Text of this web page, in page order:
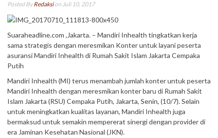
Posted ByRedaksion Juli 10, 2017
Suaraheadline.com ,Jakarta. – Mandiri Inhealth tingkatkan kerja
sama strategis dengan meresmikan Konter untuk layani peserta
asuransi Mandiri Inhealth di Rumah Sakit Islam Jakarta Cempaka
Putih
Mandiri Inhealth (MI) terus menambah jumlah konter untuk peserta
Mandiri Inhealth dengan meresmikan konter baru di Rumah Sakit
Islam Jakarta (RSU) Cempaka Putih, Jakarta, Senin, (10/7). Selain
untuk meningkatkan kualitas layanan, Mandiri Inhealth juga
bermaksud untuk semakin mempererat sinergi dengan provider di
era Jaminan Kesehatan Nasional (JKN).